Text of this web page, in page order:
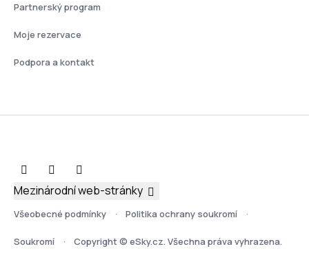
Partnerský program
Moje rezervace
Podpora a kontakt
Všeobecné podmínky Politika ochrany soukromí
Soukromí Copyright © eSky.cz. Všechna práva vyhrazena.
Mezinárodní web-stránky